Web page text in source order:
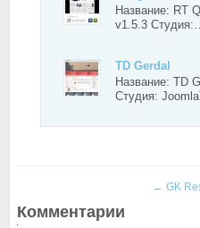
Название: RT
v1.5.3
TD Gerdal
Название: TD
Студия:
← GK
Комментарии